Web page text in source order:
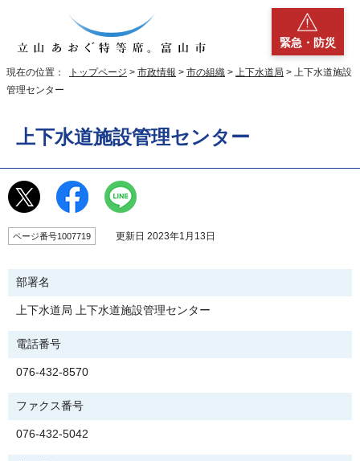
緊急・防災
現在の位置： トップページ > 市政情報 > 市の組織 > 上下水道局 > 上下水道施設
管理センター
上下水道施設管理センター
ページ番号1007719 更新日 2023年1月13日
部署名
上下水道局 上下水道施設管理センター
電話番号
076-432-8570
ファクス番号
076-432-5042